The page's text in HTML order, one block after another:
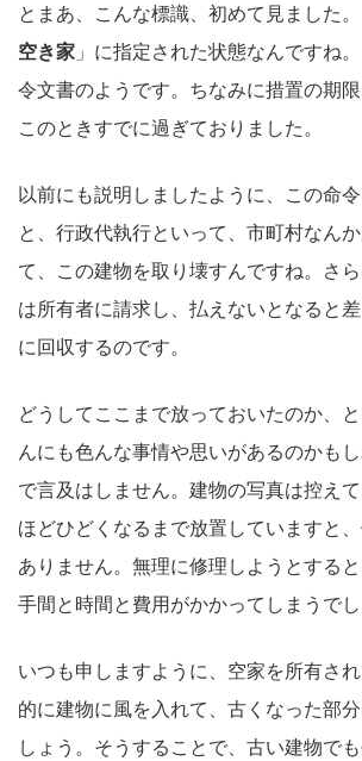
とまあ、こんな標識、初めて見ました
空き家 」に指定された状態なんですね
令文書のようです。ちなみに措置の期限
このときすでに過ぎておりました。
以前にも説明しましたように、この命
と、行政代執行といって、市町村なん
て、この建物を取り壊すんですね。さ
は所有者に請求し、払えないとなると
に回収するのです。
どうしてここまで放っておいたのか、
んにも色んな事情や思いがあるのかも
で言及はしません。建物の写真は控え
ほどひどくなるまで放置していますと
ありません。無理に修理しようとする
手間と時間と費用がかかってしまうでし
いつも申しますように、空家を所有さ
的に建物に風を入れて、古くなった部
しょう。そうすることで、古い建物で